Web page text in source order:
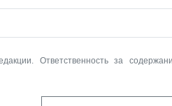
Ответственность за